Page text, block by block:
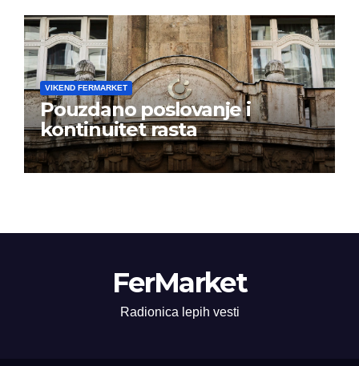
VIKEND FERMARKET
Pouzdano poslovanje i
kontinuitet rasta
FerMarket
Radionica lepih vesti